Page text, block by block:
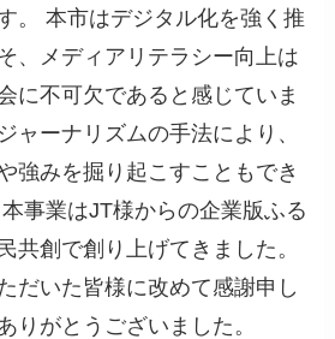
。 本市はデジタル化を強く推
、メディアリテラシー向上は
に不可欠であると感じていま
ャーナリズムの手法により、
強みを掘り起こすこともでき
事業はJT様からの企業版ふる
共創で創り上げてきました。
だいた皆様に改めて感謝申し
りがとうございました。